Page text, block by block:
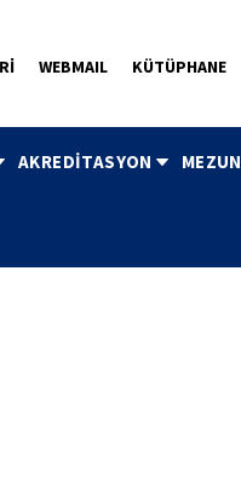
WEBMAIL KÜTÜPHANE
AKREDİTASYON MEZUN